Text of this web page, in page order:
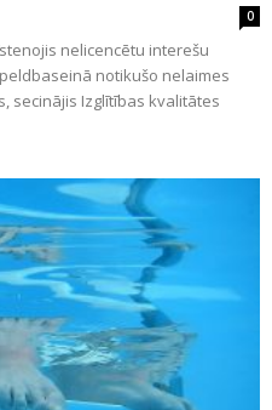
0
nelicencētu interešu
notikušo nelaimes
secinājis Izglītības kvalitātes